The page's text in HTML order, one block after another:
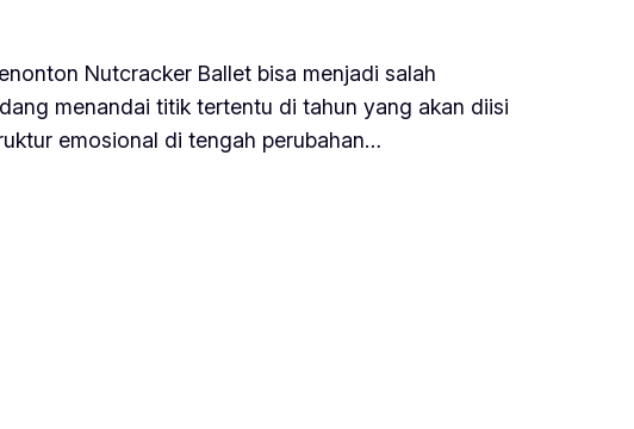
Nutcracker Ballet bisa menjadi salah
menandai titik tertentu di tahun yang akan diisi
emosional di tengah perubahan…